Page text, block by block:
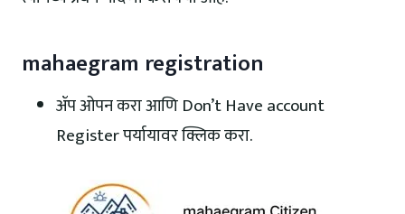
mahaegram registration
ॲप ओपन करा आणि Don’t Have account
Register पर्यायावर क्लिक करा.